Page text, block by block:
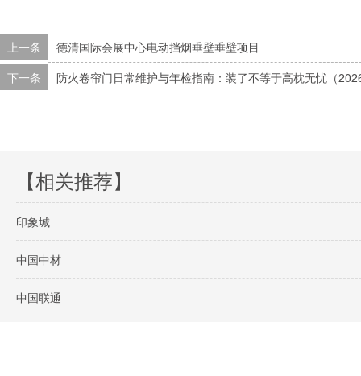
上一条
德清国际会展中心电动挡烟垂壁垂壁项目
下一条
防火卷帘门日常维护与年检指南：装了不等于高枕无忧（
【相关推荐】
印象城
中国中材
中国联通